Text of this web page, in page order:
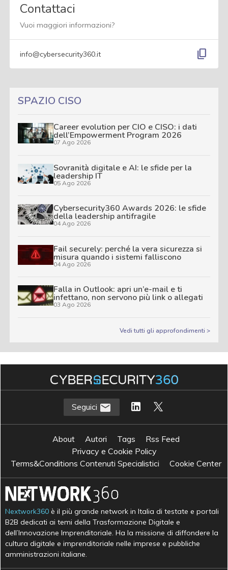
Contattaci
Vuoi maggiori informazioni?
info@cybersecurity360.it content_copy
SPAZIO CISO
Career evolution per CIO e CISO: i dati
dell’Empowerment Program 2026
07 Ago 2026
Sovranità digitale e AI: le sfide per la
leadership IT
05 Ago 2026
Cybersecurity360 Awards 2026: le sfide
della leadership antifragile
04 Ago 2026
Fail securely: perché la vera sicurezza si
misura quando i sistemi falliscono
04 Ago 2026
Falla in Outlook: apri un’e-mail e ti
infettano, non servono più link o allegati
03 Ago 2026
Vedi tutti gli approfondimenti >
Seguici
About Autori Tags
Rss Feed
Privacy e Cookie Policy
Terms&Conditions Contenuti Specialistici
Cookie Center
Nextwork360 è il più grande network in Italia di testate e portali
B2B dedicati ai temi della Trasformazione Digitale e
dell’Innovazione Imprenditoriale. Ha la missione di diffondere la
cultura digitale e imprenditoriale nelle imprese e pubbliche
amministrazioni italiane.